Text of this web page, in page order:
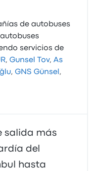
de autobuses
servicios de
,Gunsel Tov,As
,GNS Günsel ,
salida más
del
hasta